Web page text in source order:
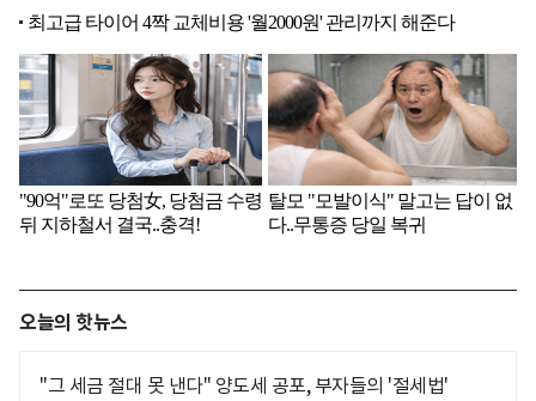
오늘의 핫뉴스
"그 세금 절대 못 낸다" 양도세 공포, 부자들의 '절세법'